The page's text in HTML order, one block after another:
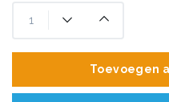
Toevoegen